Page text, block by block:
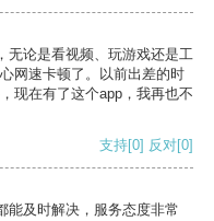
无论是看视频、玩游戏还是工
网速卡顿了。以前出差的时
现在有了这个app，我再也不
支持[0] 反对[0]
能及时解决，服务态度非常